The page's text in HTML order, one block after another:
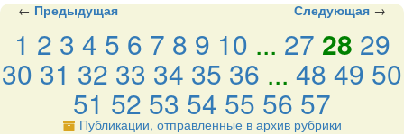
← Предыдущая Следующая →
1 2 3 4 5 6 7 8 9 10 ... 27 28 29
30 31 32 33 34 35 36 ... 48 49 50
51 52 53 54 55 56 57
Публикации, отправленные в архив рубрики